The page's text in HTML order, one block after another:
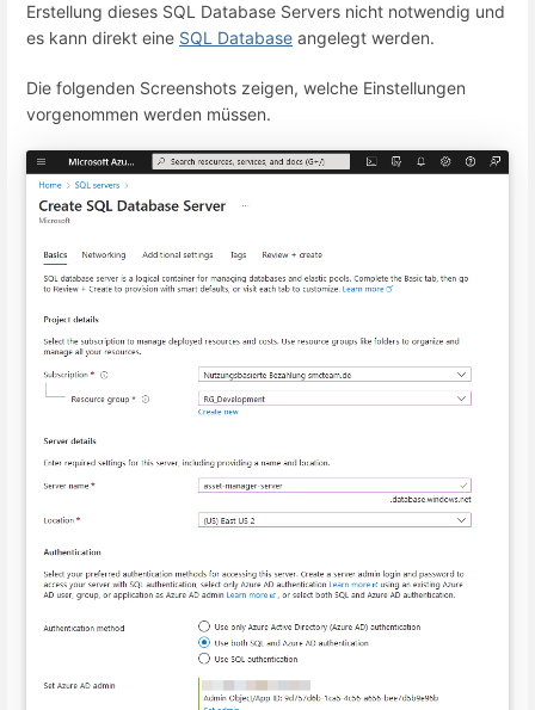
Erstellung dieses SQL Database Servers nicht notwendig und
es kann direkt eine SQL Database angelegt werden.
Die folgenden Screenshots zeigen, welche Einstellungen
vorgenommen werden müssen.